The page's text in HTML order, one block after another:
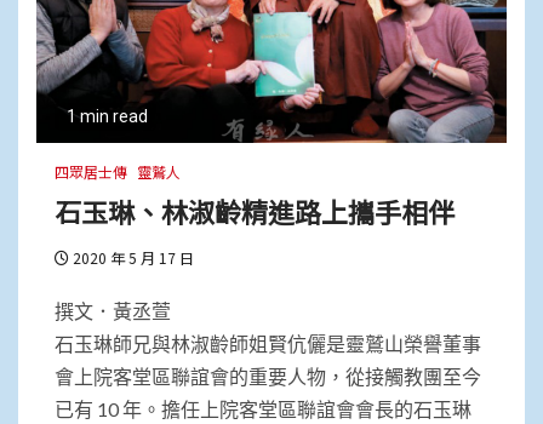
1 min read
四眾居士傳 靈鷲人
石玉琳、林淑齡精進路上攜手相伴
2020 年 5 月 17 日
撰文．黃丞萱
石玉琳師兄與林淑齡師姐賢伉儷是靈鷲山榮譽董事
會上院客堂區聯誼會的重要人物，從接觸教團至今
已有 10 年。擔任上院客堂區聯誼會會長的石玉琳